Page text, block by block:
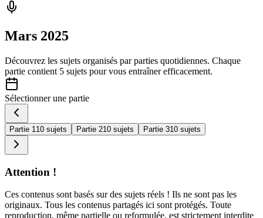
Mars 2025
Découvrez les sujets organisés par parties quotidiennes. Chaque
partie contient 5 sujets pour vous entraîner efficacement.
Sélectionner une partie
Partie 1 10 sujets Partie 210 sujets Partie 310 sujets
Attention !
Ces contenus sont basés sur des sujets réels ! Ils ne sont pas les
originaux. Tous les contenus partagés ici sont protégés. Toute
reproduction, même partielle ou reformulée, est strictement interdite